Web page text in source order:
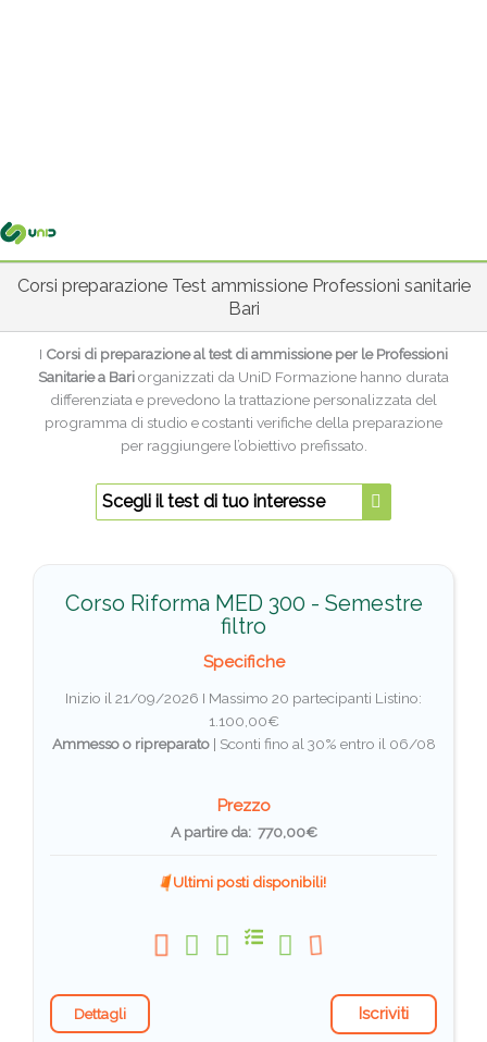
Corsi preparazione Test ammissione Professioni sanitarie
Bari
I Corsi di preparazione al test di ammissione per le Professioni
Sanitarie a Bariorganizzati da UniD Formazione hanno durata
differenziata e prevedono la trattazione personalizzata del
programma di studio e costanti verifiche della preparazione
per raggiungere l’obiettivo prefissato.
Scegli il test di tuo interesse
Corso Riforma MED 300 - Semestre
filtro
Specifiche
Inizio il 21/09/2026 I Massimo 20 partecipanti Listino:
1.100,00€
Ammesso o ripreparato| Sconti fino al 30% entro il 06/08
Prezzo
A partire da: 770,00€
Ultimi posti disponibili!
Dettagli Iscriviti